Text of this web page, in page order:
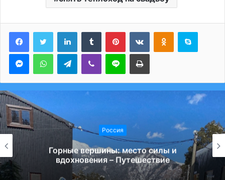
LinkedInTumblr PinterestВконтактеОдноклассники
Skype
MessengerWhatsAppTelegramViber Line Печатать
Россия
Горные вершины: место силы и
вдохновения – Путешествие